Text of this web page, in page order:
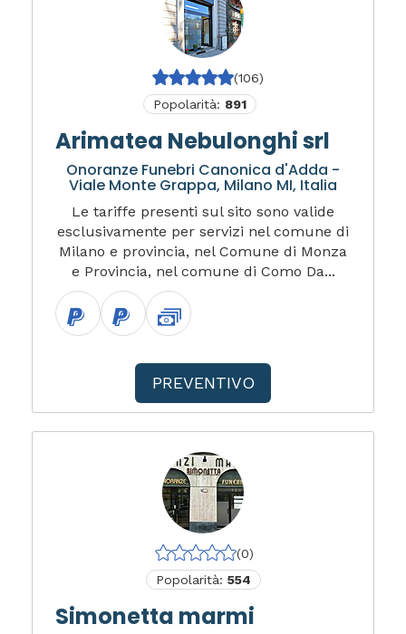
(106)
Popolarità: 891
Arimatea Nebulonghi srl
Onoranze Funebri Canonica d'Adda -
Viale Monte Grappa, Milano MI, Italia
Le tariffe presenti sul sito sono valide
esclusivamente per servizi nel comune di
Milano e provincia, nel Comune di Monza
e Provincia, nel comune di Como Da...
PREVENTIVO
(0)
Popolarità: 554
Simonetta marmi